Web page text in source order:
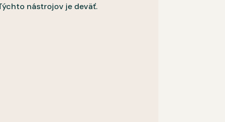
nástrojov je deväť.